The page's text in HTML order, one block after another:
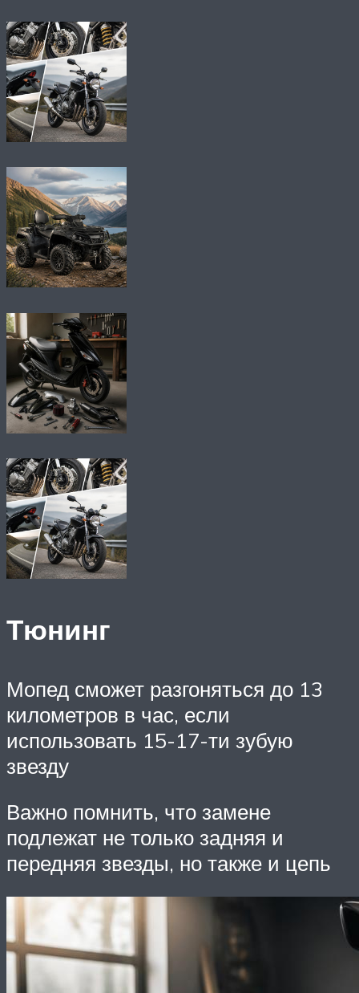
Тюнинг
Мопед сможет разгоняться до 13
километров в час, если
использовать 15-17-ти зубую
звезду
Важно помнить, что замене
подлежат не только задняя и
передняя звезды, но также и цепь